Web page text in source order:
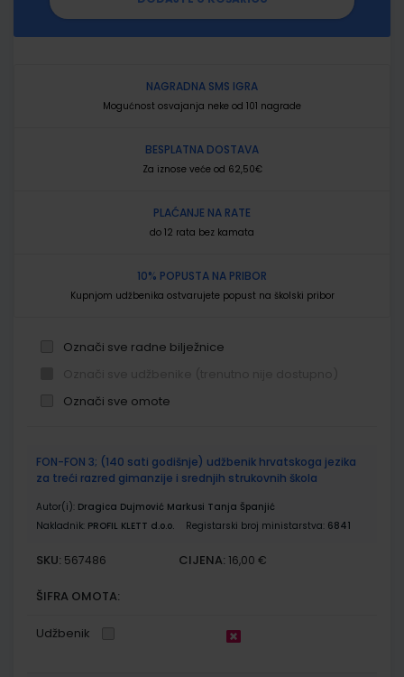
NAGRADNA SMS IGRA
Mogućnost osvajanja neke od 101 nagrade
BESPLATNA DOSTAVA
Za iznose veće od 62,50€
PLAĆANJE NA RATE
do 12 rata bez kamata
10% POPUSTA NA PRIBOR
Kupnjom udžbenika ostvarujete popust na školski pribor
Označi sve radne bilježnice
Označi sve omote
proizvodi
FON-FON 3; (140 sati godišnje) udžbenik hrvatskoga jezika
za treći razred gimanzije i srednjih strukovnih škola
Autor(i): Dragica Dujmović Markusi Tanja Španjić
Nakladnik: PROFIL KLETT d.o.o. Registarski broj ministarstva: 6841
SKU: 567486 CIJENA: 16,00 €
ŠIFRA OMOTA:
Udžbenik